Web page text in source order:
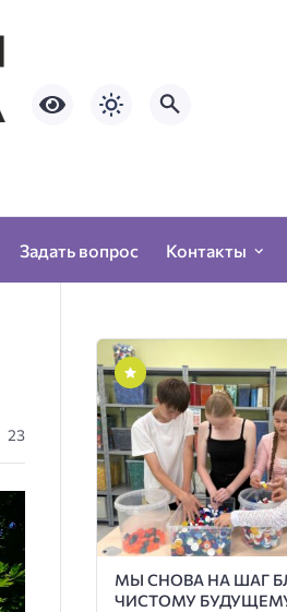
Задать вопрос Контакты
23
МЫ СНОВА НА ШАГ
ЧИСТОМУ